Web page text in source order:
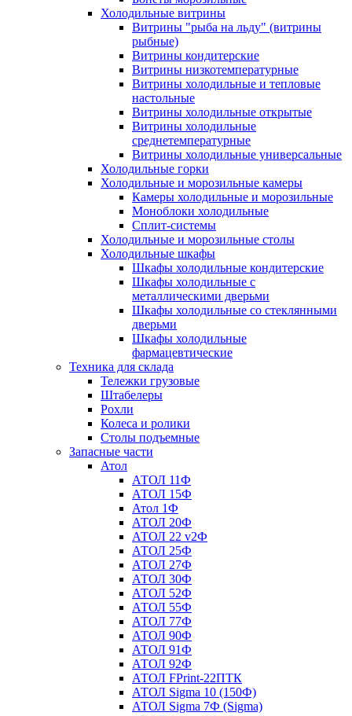
Холодильные витрины
Витрины "рыба на льду" (витрины
рыбные)
Витрины кондитерские
Витрины низкотемпературные
Витрины холодильные и тепловые
настольные
Витрины холодильные открытые
Витрины холодильные
среднетемпературные
Витрины холодильные универсальные
Холодильные горки
Холодильные и морозильные камеры
Камеры холодильные и морозильные
Моноблоки холодильные
Сплит-системы
Холодильные и морозильные столы
Холодильные шкафы
Шкафы холодильные кондитерские
Шкафы холодильные с
металлическими дверьми
Шкафы холодильные со стеклянными
дверьми
Шкафы холодильные
фармацевтические
Техника для склада
Тележки грузовые
Штабелеры
Рохли
Колеса и ролики
Столы подъемные
Запасные части
Атол
АТОЛ 11Ф
АТОЛ 15Ф
Атол 1Ф
АТОЛ 20Ф
АТОЛ 22 v2Ф
АТОЛ 25Ф
АТОЛ 27Ф
АТОЛ 30Ф
АТОЛ 52Ф
АТОЛ 55Ф
АТОЛ 77Ф
АТОЛ 90Ф
АТОЛ 91Ф
АТОЛ 92Ф
АТОЛ FPrint-22ПТК
АТОЛ Sigma 10 (150Ф)
АТОЛ Sigma 7Ф (Sigma)